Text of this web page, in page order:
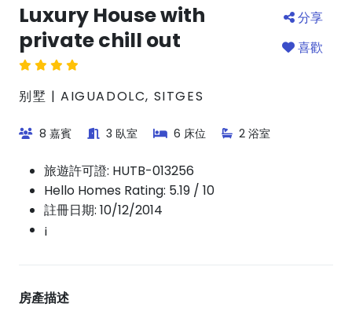
Luxury House with
private chill out
分享
喜歡
别墅 | AIGUADOLC, SITGES
8 嘉賓 3 臥室 6 床位 2 浴室
旅遊許可證: HUTB-013256
Hello Homes Rating: 5.19 / 10
註冊日期: 10/12/2014
¡
房產描述